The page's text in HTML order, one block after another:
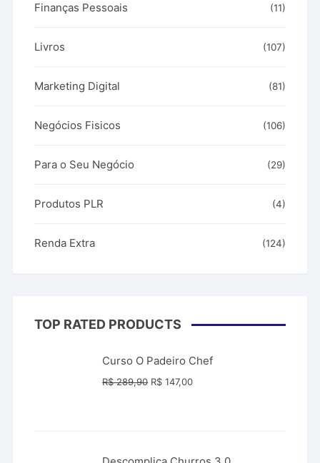
Finanças Pessoais (11)
Livros (107)
Marketing Digital (81)
Negócios Fisicos (106)
Para o Seu Negócio (29)
Produtos PLR (4)
Renda Extra (124)
TOP RATED PRODUCTS
Curso O Padeiro Chef
R$289,90 O
R$ 147,00O